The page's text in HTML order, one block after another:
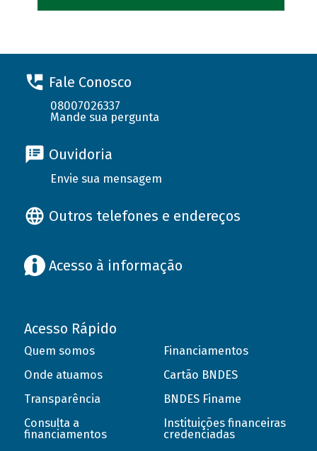
Fale Conosco
08007026337
Mande sua pergunta
Ouvidoria
Envie sua mensagem
Outros telefones e endereços
Acesso à informação
Acesso Rápido
Quem somos
Onde atuamos
Transparência
Consulta a
financiamentos
Financiamentos
Cartão BNDES
BNDES Finame
Instituições financeiras
credenciadas